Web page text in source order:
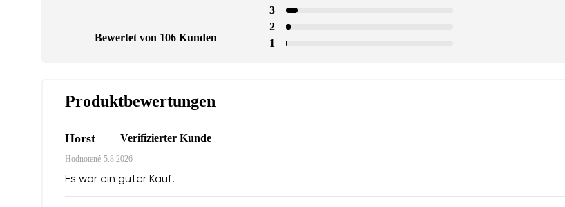
Bewertet von 106 Kunden
3
2
1
Produktbewertungen
Horst Verifizierter Kunde
Hodnotené 5.8.2026
Es war ein guter Kauf!